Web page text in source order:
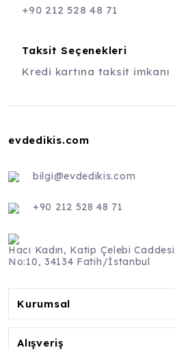
+90 212 528 48 71
Taksit Seçenekleri
Kredi kartına taksit imkanı
evdedikis.com
bilgi@evdedikis.com
+90 212 528 48 71
Hacı Kadın, Katip Çelebi
No:10, 34134 Fatih/İstanbul
Kurumsal
Alışveriş